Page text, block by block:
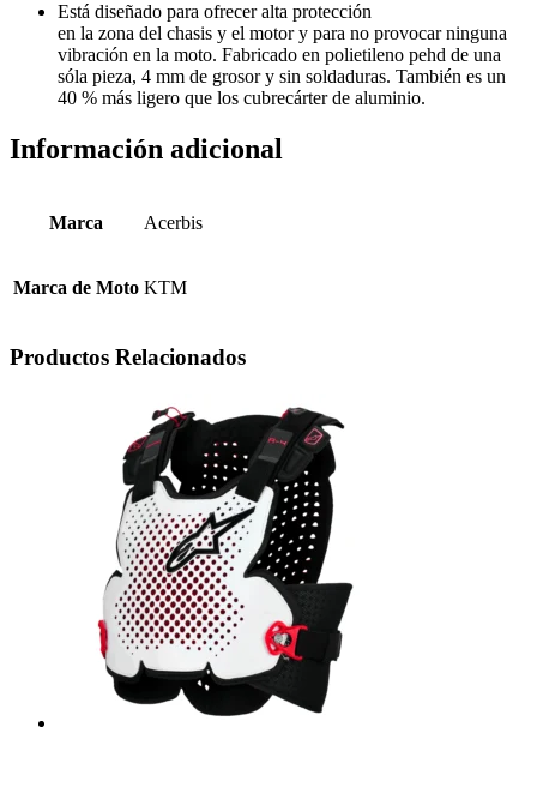
Está diseñado para ofrecer alta protección
en la zona del chasis y el motor y para no provocar ninguna
vibración en la moto. Fabricado en polietileno pehd de una
sóla pieza, 4 mm de grosor y sin soldaduras. También es un
40 % más ligero que los cubrecárter de aluminio.
Información adicional
Marca Acerbis
Marca de Moto KTM
Productos Relacionados